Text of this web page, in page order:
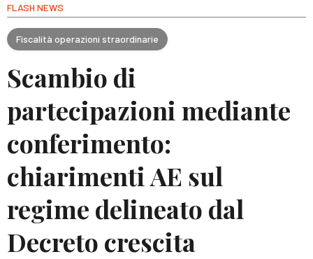
FLASH NEWS
Fiscalità operazioni straordinarie
Scambio di
partecipazioni mediante
conferimento:
chiarimenti AE sul
regime delineato dal
Decreto crescita